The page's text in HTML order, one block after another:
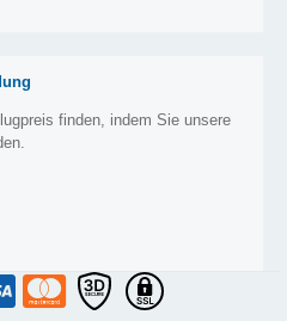
finden, indem Sie unsere